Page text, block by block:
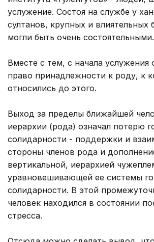
услужение. Состоя на службе у
султанов, крупных и влиятельных
могли быть очень состоятельными.
Вместе с тем, с начала услужения
право принадлежности к роду, к
относились до этого.
Выход за пределы ближайшей
иерархии (рода) означал потерю
солидарности - поддержки и
стороны членов рода и
вертикальной, иерархией
уравновешивающей ее системы
солидарности. В этой
человек находился в состоянии
стресса.